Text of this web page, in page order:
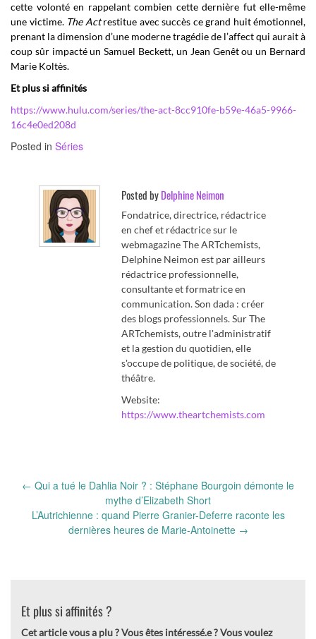
cette volonté en rappelant combien cette dernière fut elle-même
une victime. The Actrestitue avec succès ce grand huit émotionnel,
prenant la dimension d’une moderne tragédie de l’affect qui aurait à
coup sûr impacté un Samuel Beckett, un Jean Genêt ou un Bernard
Marie Koltès.
Et plus si affinités
https://www.hulu.com/series/the-act-8cc910fe-b59e-46a5-9966-
16c4e0ed208d
Posted in Séries
Posted byDelphine Neimon
Fondatrice, directrice, rédactrice
en chef et rédactrice sur le
webmagazine The ARTchemists,
Delphine Neimon est par ailleurs
rédactrice professionnelle,
consultante et formatrice en
communication. Son dada : créer
des blogs professionnels. Sur The
ARTchemists, outre l'administratif
et la gestion du quotidien, elle
s'occupe de politique, de société, de
théâtre.
Website:
https://www.theartchemists.com
Post
← Qui a tué le Dahlia Noir ? : Stéphane Bourgoin démonte le
mythe d’Elizabeth Short
L’Autrichienne : quand Pierre Granier-Deferre raconte les
dernières heures de Marie-Antoinette →
Et plus si affinités ?
Cet article vous a plu ? Vous êtes intéressé.e ?Vous voulez